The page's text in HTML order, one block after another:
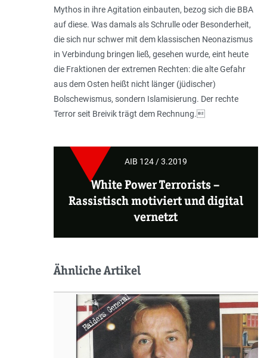
Mythos in ihre Agitation einbauten, bezog sich die BBA
auf diese. Was damals als Schrulle oder Besonderheit,
die sich nur schwer mit dem klassischen Neonazismus
in Verbindung bringen ließ, gesehen wurde, eint heute
die Fraktionen der extremen Rechten: die alte Gefahr
aus dem Osten heißt nicht länger (jüdischer)
Bolschewismus, sondern Islamisierung. Der rechte
Terror seit Breivik trägt dem Rechnung.
AIB 124 / 3.2019
White Power Terrorists–
Rassistisch motiviert und digital
vernetzt
Ähnliche Artikel